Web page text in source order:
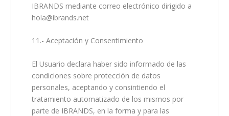
IBRANDS mediante correo electrónico dirigido a
hola@ibrands.net
11.- Aceptación y Consentimiento
El Usuario declara haber sido informado de las
condiciones sobre protección de datos
personales, aceptando y consintiendo el
tratamiento automatizado de los mismos por
parte de IBRANDS, en la forma y para las